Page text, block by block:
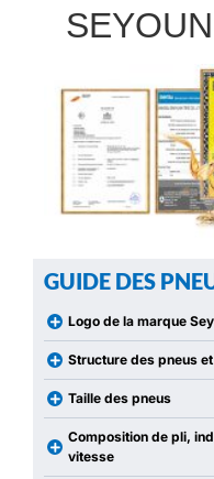
GUIDE DES
Logo de la marque
Structure des pneus
Taille des pneus
Composition de pli,
vitesse